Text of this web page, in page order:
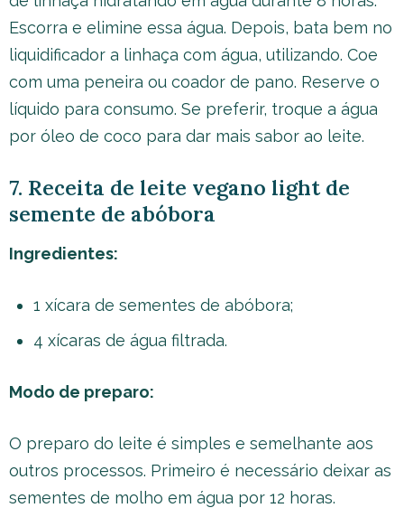
Escorra e elimine essa água. Depois, bata bem no
liquidificador a linhaça com água, utilizando. Coe
com uma peneira ou coador de pano. Reserve o
líquido para consumo. Se preferir, troque a água
por óleo de coco para dar mais sabor ao leite.
7. Receita de leite vegano light de
semente de abóbora
Ingredientes:
1 xícara de sementes de abóbora;
4 xícaras de água filtrada.
Modo de preparo:
O preparo do leite é simples e semelhante aos
outros processos. Primeiro é necessário deixar as
sementes de molho em água por 12 horas.